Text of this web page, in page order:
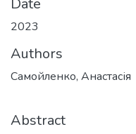
Date
2023
Authors
Самойленко, Анастасія
Abstract